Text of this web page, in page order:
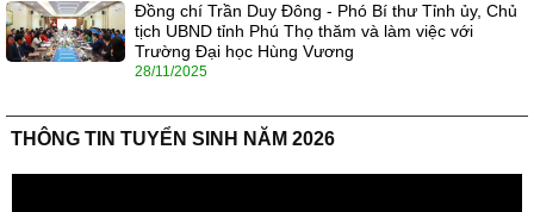
Đồng chí Trần Duy Đông - Phó Bí thư Tỉnh ủy, Chủ
tịch UBND tỉnh Phú Thọ thăm và làm việc với
Trường Đại học Hùng Vương
28/11/2025
THÔNG TIN TUYỂN SINH NĂM 2026